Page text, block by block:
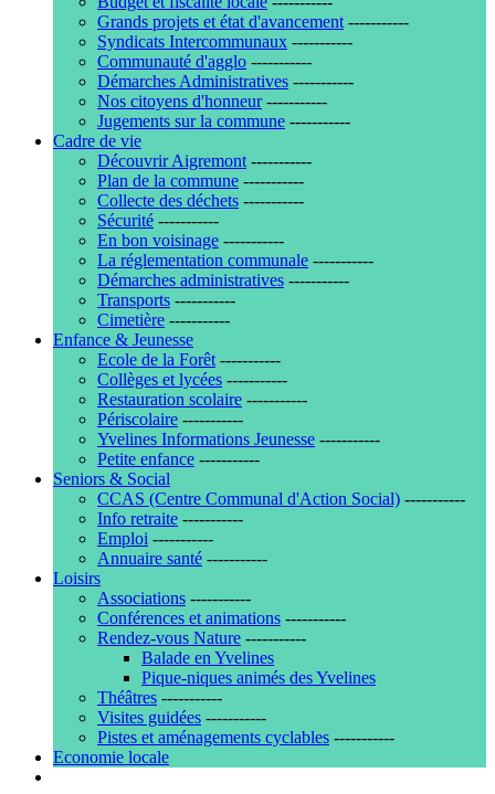
Grands projets et état d'avancement -----------
Syndicats Intercommunaux -----------
Communauté d'agglo -----------
Démarches Administratives -----------
Nos citoyens d'honneur -----------
Jugements sur la commune -----------
Cadre de vie
Découvrir Aigremont -----------
Plan de la commune -----------
Collecte des déchets -----------
Sécurité -----------
En bon voisinage -----------
La réglementation communale -----------
Démarches administratives -----------
Transports -----------
Cimetière -----------
Enfance & Jeunesse
Ecole de la Forêt -----------
Collèges et lycées -----------
Restauration scolaire -----------
Périscolaire -----------
Yvelines Informations Jeunesse -----------
Petite enfance -----------
Seniors & Social
CCAS (Centre Communal d'Action Social) -----------
Info retraite -----------
Emploi -----------
Annuaire santé -----------
Loisirs
Associations -----------
Conférences et animations -----------
Rendez-vous Nature -----------
Balade en Yvelines
Pique-niques animés des Yvelines
Théâtres -----------
Visites guidées -----------
Pistes et aménagements cyclables -----------
Economie locale